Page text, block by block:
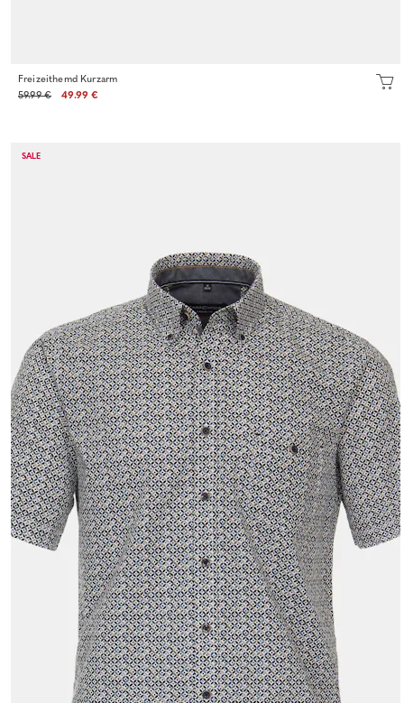
Freizeithemd Kurzarm
59.99 €
49.99 €
SALE